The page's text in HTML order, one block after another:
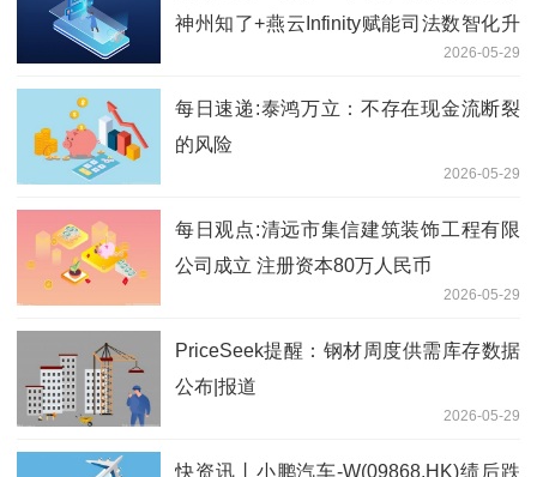
神州知了+燕云Infinity赋能司法数智化升
2026-05-29
每日速递:泰鸿万立：不存在现金流断裂
的风险
2026-05-29
每日观点:清远市集信建筑装饰工程有限
公司成立 注册资本80万人民币
2026-05-29
PriceSeek提醒：钢材周度供需库存数据
公布|报道
2026-05-29
快资讯丨小鹏汽车-W(09868.HK)绩后跌